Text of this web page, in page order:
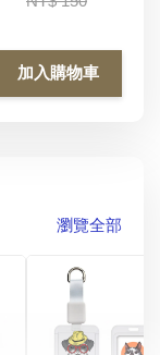
加入購物車
瀏覽全部